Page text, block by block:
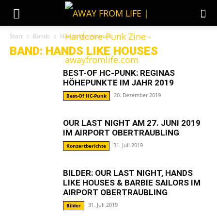
Start Bands Hands Like Houses
BAND: HANDS LIKE HOUSES
BEST-OF HC-PUNK: REGINAS
HÖHEPUNKTE IM JAHR 2019
Best-Of HC-Punk 20. Dezember 2019
OUR LAST NIGHT AM 27. JUNI 2019
IM AIRPORT OBERTRAUBLING
Konzertberichte 31. Juli 2019
BILDER: OUR LAST NIGHT, HANDS
LIKE HOUSES & BARBIE SAILORS IM
AIRPORT OBERTRAUBLING
Bilder 31. Juli 2019